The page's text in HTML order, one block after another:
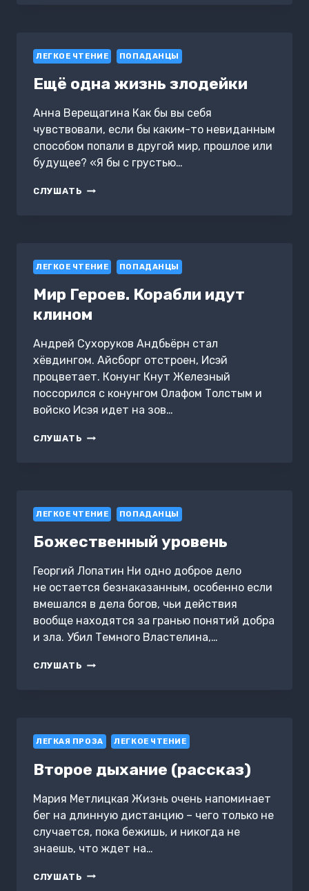
ЛЕГКОЕ ЧТЕНИЕ ПОПАДАНЦЫ
Ещё одна жизнь злодейки
Анна Верещагина Как бы вы себя
чувствовали, если бы каким-то невиданным
способом попали в другой мир, прошлое или
будущее? «Я бы с грустью…
СЛУШАТЬ ЕЩЁ
ЛЕГКОЕ ЧТЕНИЕ ПОПАДАНЦЫ
Мир Героев. Корабли идут
клином
Андрей Сухоруков Андбьёрн стал
хёвдингом. Айсборг отстроен, Исэй
процветает. Конунг Кнут Железный
поссорился с конунгом Олафом Толстым и
войско Исэя идет на зов…
СЛУШАТЬ МИР
ЛЕГКОЕ ЧТЕНИЕ ПОПАДАНЦЫ
Божественный уровень
Георгий Лопатин Ни одно доброе дело
не остается безнаказанным, особенно если
вмешался в дела богов, чьи действия
вообще находятся за гранью понятий добра
и зла. Убил Темного Властелина,…
СЛУШАТЬ БОЖЕСТВЕННЫЙ
ЛЕГКАЯ ПРОЗА ЛЕГКОЕ ЧТЕНИЕ
Второе дыхание (рассказ)
Мария Метлицкая Жизнь очень напоминает
бег на длинную дистанцию – чего только не
случается, пока бежишь, и никогда не
знаешь, что ждет на…
СЛУШАТЬ ВТОРОЕ